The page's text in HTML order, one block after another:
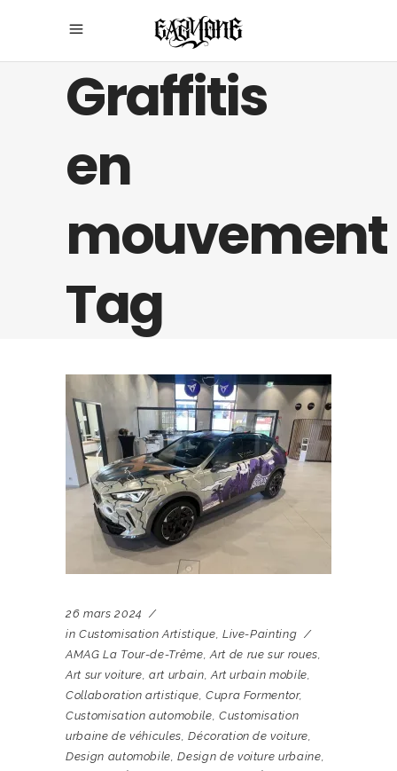
Graffitis
en
mouvement
Tag
26 mars 2024
in Customisation Artistique, Live-Painting
AMAG La Tour-de-Trême,Art de rue sur roues,
Art sur voiture,art urbain,Art urbain mobile,
Collaboration artistique, Cupra Formentor,
Customisation automobile, Customisation
urbaine de véhicules,Décoration de voiture,
Design automobile,Design de voiture urbaine,